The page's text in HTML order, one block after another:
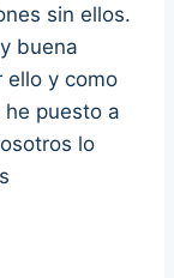
sin ellos.
buena
ello y como
puesto a
lo